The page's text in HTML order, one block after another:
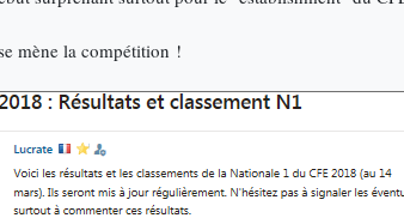
mène la compétition !